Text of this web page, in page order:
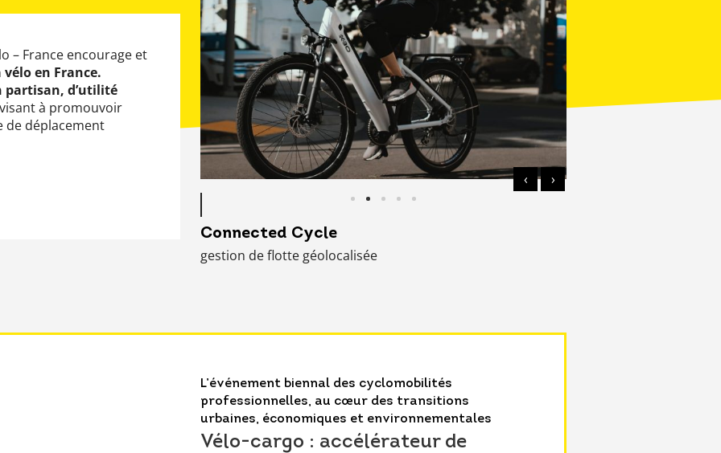
– France encourage et
en France.
partisan, d’utilité
à promouvoir
de déplacement
‹ ›
Connected Cycle
gestion de flotte géolocalisée
L’événement biennal des cyclomobilités
professionnelles, au cœur des transitions
urbaines, économiques et environnementales
Vélo-cargo : accélérateur de